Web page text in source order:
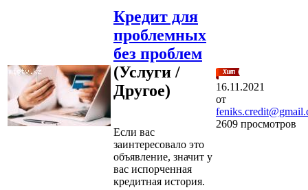
Кредит для
проблемных
без проблем
(Услуги /
Другое)
Если вас
заинтересовало это
объявление, значит у
вас испорченная
кредитная история.
16.11.2021
от
2609 просмотров